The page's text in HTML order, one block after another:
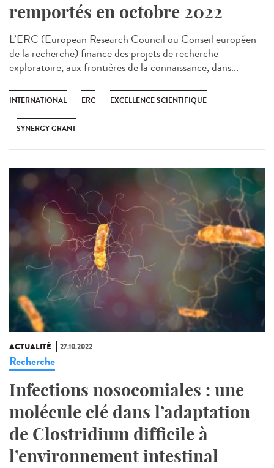
remportés en octobre 2022
L’ERC (European Research Council ou Conseil européen
de la recherche) finance des projets de recherche
exploratoire, aux frontières de la connaissance, dans...
INTERNATIONAL ERC EXCELLENCE SCIENTIFIQUE
SYNERGY GRANT
ACTUALITÉ 27.10.2022
Recherche
Infections nosocomiales : une
molécule clé dans l’adaptation
de Clostridium difficile à
l’environnement intestinal